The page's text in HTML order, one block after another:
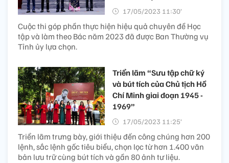
17/05/2023 11:30’
Cuộc thi góp phần thực hiện hiệu quả chuyên đề Học
tập và làm theo Bác năm 2023 đã được Ban Thường vụ
Tỉnh ủy lựa chọn.
Triển lãm “Sưu tập chữ ký
và bút tích của Chủ tịch Hồ
Chí Minh giai đoạn 1945 -
1969”
17/05/2023 11:25’
Triển lãm trưng bày, giới thiệu đến công chúng hơn 200
lệnh, sắc lệnh gốc tiêu biểu, chọn lọc từ hơn 1.400 văn
bản lưu trữ cùng bút tích và gần 80 ảnh tư liệu.